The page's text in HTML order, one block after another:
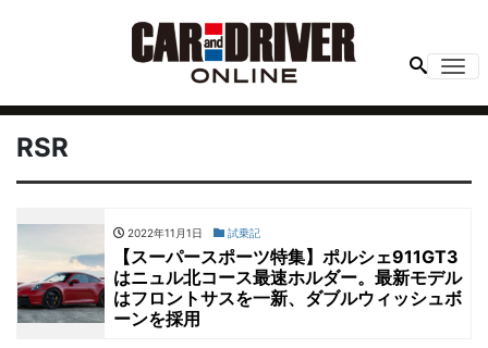
RSR
2022年11月1日 試乗記
【スーパースポーツ特集】ポルシェ911GT3
はニュル北コース最速ホルダー。最新モデル
はフロントサスを一新、ダブルウィッシュボ
ーンを採用